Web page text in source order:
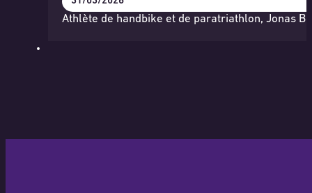
Athlète de handbike et de paratriathlon, Jonas